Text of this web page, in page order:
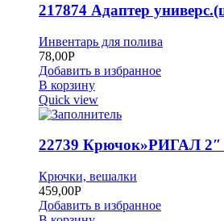
217874 Адаптер
Инвентарь для полива
78,00Р
Добавить в избранное
В корзину
Quick view
22739 Крючок»РИГАЛ 2″
Крючки, вешалки
459,00Р
Добавить в избранное